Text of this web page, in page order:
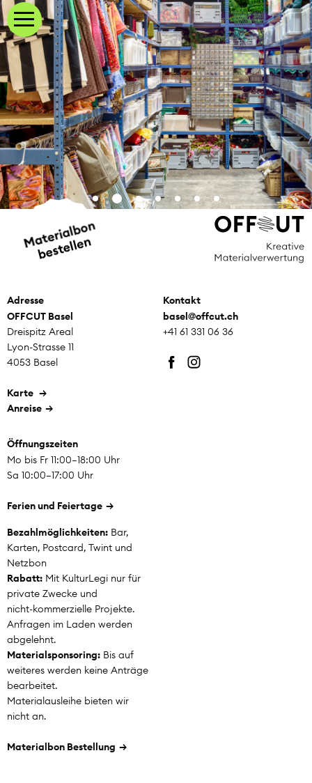
Adresse
OFFCUT Basel
Dreispitz Areal
Lyon-Strasse 11
4053 Basel
Karte
Anreise
Kontakt
basel@offcut.ch
+41 61 331 06 36
Öffnungszeiten
Mo bis Fr 11:00–18:00 Uhr
Sa 10:00–17:00 Uhr
Ferien und Feiertage
Bezahlmöglichkeiten: Bar,
Karten, Postcard, Twint und
Netzbon
Rabatt: Mit KulturLegi nur für
private Zwecke und
nicht-kommerzielle Projekte.
Anfragen im Laden werden
abgelehnt.
Materialsponsoring: Bis auf
weiteres werden keine Anträge
bearbeitet.
Materialausleihe bieten wir
nicht an.
Materialbon Bestellung